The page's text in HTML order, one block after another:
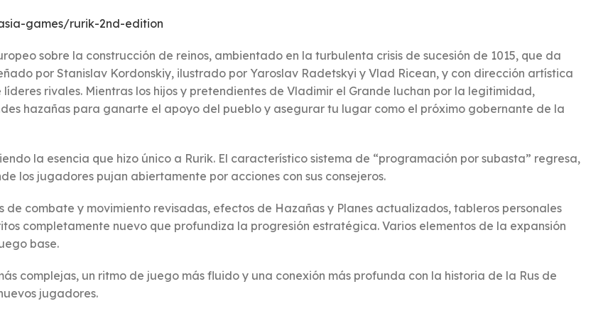
games/rurik-2nd-edition
sobre la construcción de reinos, ambientado en la turbulenta crisis de sucesión de 1015, que da
por Stanislav Kordonskiy, ilustrado por Yaroslav Radetskyi y Vlad Ricean, y con dirección artística
rivales. Mientras los hijos y pretendientes de Vladimir el Grande luchan por la legitimidad,
hazañas para ganarte el apoyo del pueblo y asegurar tu lugar como el próximo gobernante de la
la esencia que hizo único a Rurik. El característico sistema de “programación por subasta” regresa,
los jugadores pujan abiertamente por acciones con sus consejeros.
de combate y movimiento revisadas, efectos de Hazañas y Planes actualizados, tableros personales
completamente nuevo que profundiza la progresión estratégica. Varios elementos de la expansión
base.
complejas, un ritmo de juego más fluido y una conexión más profunda con la historia de la Rus de
jugadores.